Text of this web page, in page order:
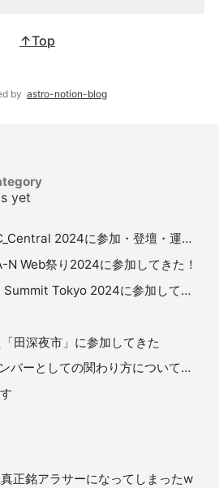
↑Top
by astro-notion-blog
yet
【参加レポート】CMC_Central 2024に参加・登壇・運営して、コミュニティマーケティングについて学ぶ1日
N Web祭り2024に参加してきた！
【参加レポート】AWS Summit Tokyo 2024に参加してきた！
田深夜市」に参加してきた
コミュニティのコアメンバーとしての関わり方について再考してる ver. 240721
正銘アラサーになってしまったw